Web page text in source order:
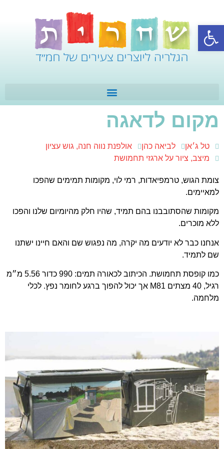
פתח סרגל נגישות
מקום לדאגה
טל ג׳אן לביאה כהן
אולפנת נווה חנה, גוש עציון
מיצב, ציור על ארגזי תחמושת
צומת הגוש, טרמפיאדות, רמי לוי, מקומות תמימים שהפכו
למאיימים.
מקומות שהסתובבנו בהם תמיד, שהיו חלק מהיומיום שלנו והפכו
ללא מוכרים.
אנחנו כבר לא יודעים מה יקרה, מה נפגוש שם והאם חיינו ישתנו
שם לתמיד.
כמו קופסת תחמושת. הכיתוב לכאורה תמים: 990 כדור 5.56 מ״מ
רגיל, 40 מצתים M81 אך יכול להפוך ברגע לחומר נפץ. לכלי
מלחמה.